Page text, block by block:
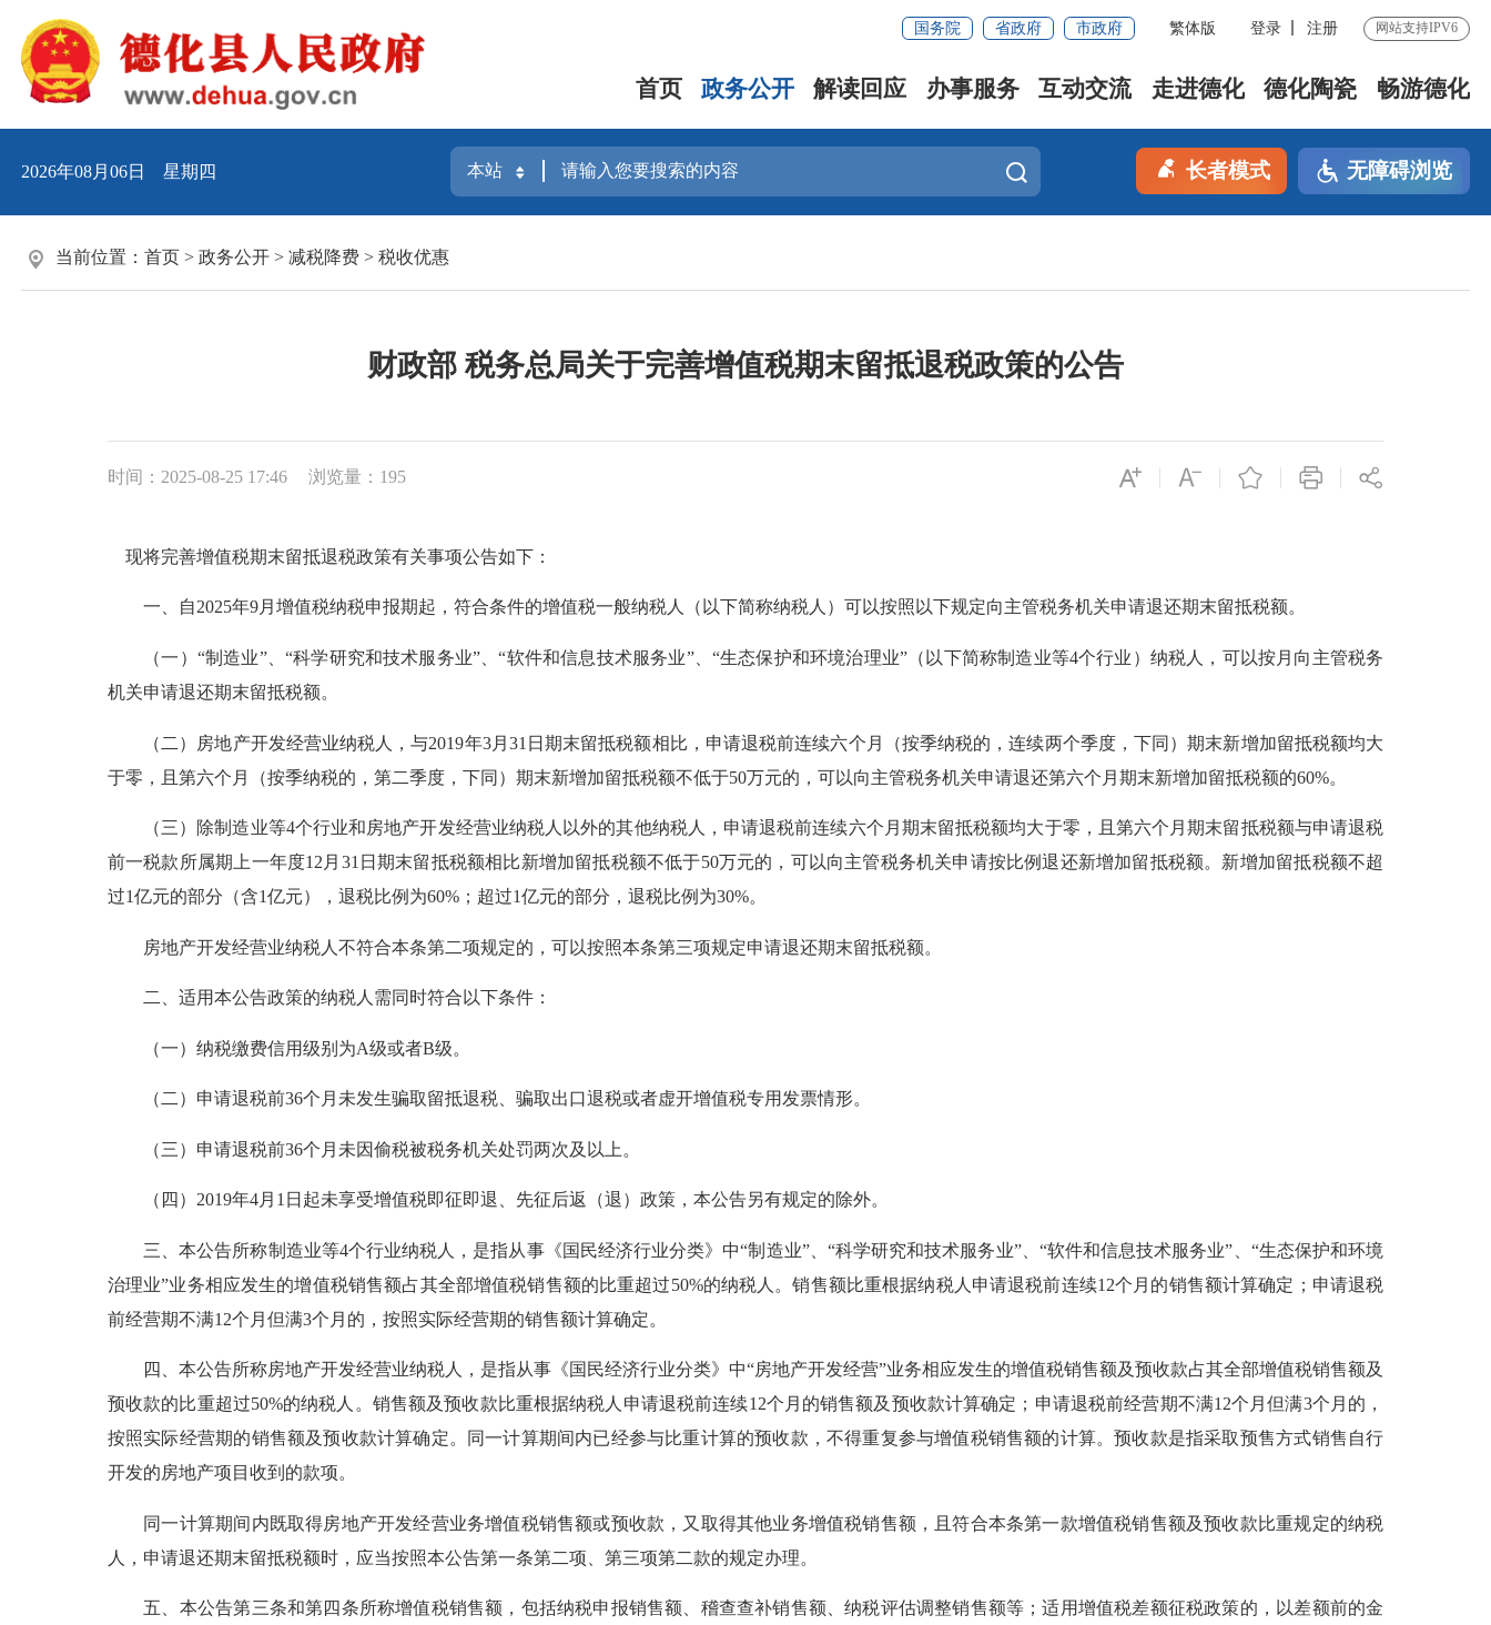
国务院 省政府 市政府 繁体版 登录 注册 网站支持IPV6
首页 政务公开 解读回应 办事服务 互动交流 走进德化 德化陶瓷 畅游德化
2026年08月06日 星期四 长者模式 无障碍浏览
当前位置： 首页 > 政务公开 > 减税降费 > 税收优惠
财政部 税务总局关于完善增值税期末留抵退税政策的公告
时间：2025-08-25 17:46 浏览量： 195
现将完善增值税期末留抵退税政策有关事项公告如下：
一、自2025年9月增值税纳税申报期起，符合条件的增值税一般纳税人（以下简称纳税人）可以按照以下规定向主管税务机关申请退还期末留抵税额。
（一）“制造业”、“科学研究和技术服务业”、“软件和信息技术服务业”、“生态保护和环境治理业”（以下简称制造业等4个行业）纳税人，可以按月向主管税务
机关申请退还期末留抵税额。
（二）房地产开发经营业纳税人，与2019年3月31日期末留抵税额相比，申请退税前连续六个月（按季纳税的，连续两个季度，下同）期末新增加留抵税额均大
于零，且第六个月（按季纳税的，第二季度，下同）期末新增加留抵税额不低于50万元的，可以向主管税务机关申请退还第六个月期末新增加留抵税额的60%。
（三）除制造业等4个行业和房地产开发经营业纳税人以外的其他纳税人，申请退税前连续六个月期末留抵税额均大于零，且第六个月期末留抵税额与申请退税
前一税款所属期上一年度12月31日期末留抵税额相比新增加留抵税额不低于50万元的，可以向主管税务机关申请按比例退还新增加留抵税额。新增加留抵税额不超
过1亿元的部分（含1亿元），退税比例为60%；超过1亿元的部分，退税比例为30%。
房地产开发经营业纳税人不符合本条第二项规定的，可以按照本条第三项规定申请退还期末留抵税额。
二、适用本公告政策的纳税人需同时符合以下条件：
（一）纳税缴费信用级别为A级或者B级。
（二）申请退税前36个月未发生骗取留抵退税、骗取出口退税或者虚开增值税专用发票情形。
（三）申请退税前36个月未因偷税被税务机关处罚两次及以上。
（四）2019年4月1日起未享受增值税即征即退、先征后返（退）政策，本公告另有规定的除外。
三、本公告所称制造业等4个行业纳税人，是指从事《国民经济行业分类》中“制造业”、“科学研究和技术服务业”、“软件和信息技术服务业”、“生态保护和环境
治理业”业务相应发生的增值税销售额占其全部增值税销售额的比重超过50%的纳税人。销售额比重根据纳税人申请退税前连续12个月的销售额计算确定；申请退税
前经营期不满12个月但满3个月的，按照实际经营期的销售额计算确定。
四、本公告所称房地产开发经营业纳税人，是指从事《国民经济行业分类》中“房地产开发经营”业务相应发生的增值税销售额及预收款占其全部增值税销售额及
预收款的比重超过50%的纳税人。销售额及预收款比重根据纳税人申请退税前连续12个月的销售额及预收款计算确定；申请退税前经营期不满12个月但满3个月的，
按照实际经营期的销售额及预收款计算确定。同一计算期间内已经参与比重计算的预收款，不得重复参与增值税销售额的计算。预收款是指采取预售方式销售自行
开发的房地产项目收到的款项。
同一计算期间内既取得房地产开发经营业务增值税销售额或预收款，又取得其他业务增值税销售额，且符合本条第一款增值税销售额及预收款比重规定的纳税
人，申请退还期末留抵税额时，应当按照本公告第一条第二项、第三项第二款的规定办理。
五、本公告第三条和第四条所称增值税销售额，包括纳税申报销售额、稽查查补销售额、纳税评估调整销售额等；适用增值税差额征税政策的，以差额前的金